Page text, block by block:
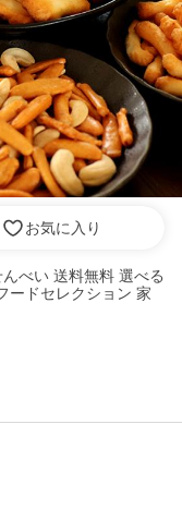
お気に入り
べい 送料無料 選べる
ードセレクション 家